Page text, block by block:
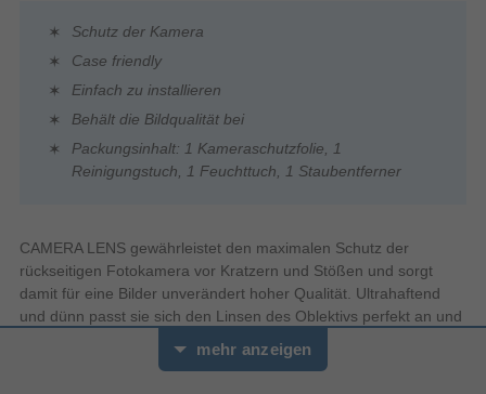
Schutz der Kamera
Case friendly
Einfach zu installieren
Behält die Bildqualität bei
Packungsinhalt: 1 Kameraschutzfolie, 1
Reinigungstuch, 1 Feuchttuch, 1 Staubentferner
CAMERA LENS gewährleistet den maximalen Schutz der
rückseitigen Fotokamera vor Kratzern und Stößen und sorgt
damit für eine Bilder unverändert hoher Qualität. Ultrahaftend
und dünn passt sie sich den Linsen des Oblektivs perfekt an und
deckt sie den fotografischen Bereich vollständig ab.
mehr anzeigen